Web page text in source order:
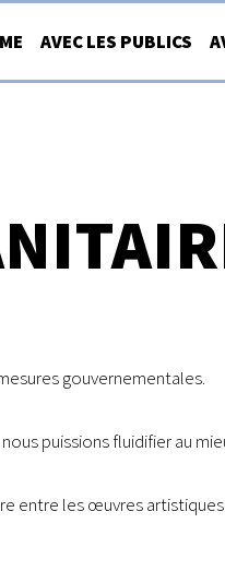
AVEC LES PUBLICS
gouvernementales.
puissions fluidifier au
entre les œuvres